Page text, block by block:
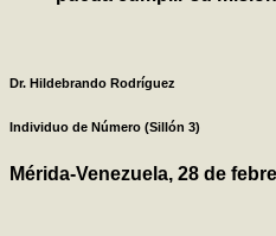
Dr. Hildebrando Rodríguez
Individuo de Número (Sillón 3)
Mérida-Venezuela, 28 de